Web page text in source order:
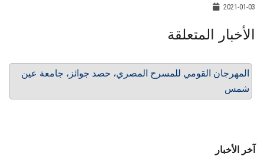
2021-01-03
الأخبار المتعلقة
المهرجان القومي للمسرح المصري، حصد جوائز، جامعة عين
شمس
آخر الأخبار